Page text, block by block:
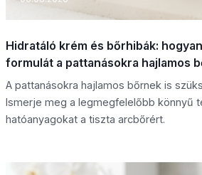
Hidratáló krém és bőrhibák:
formulát a pattanásokra hajlamos
A pattanásokra hajlamos bőrnek is
Ismerje meg a legmegfelelőbb könnyű
hatóanyagokat a tiszta arcbőrért.